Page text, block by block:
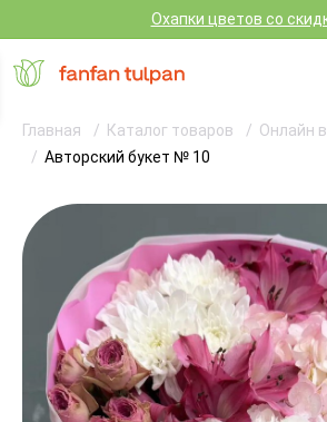
Охапки цветов со
Главная Каталог товаров
Онлайн
Авторский букет № 10